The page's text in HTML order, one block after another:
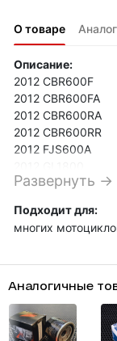
О товаре
Описание:
2012 CBR600F
2012 CBR600FA
2012 CBR600RA
2012 CBR600RR
2012 FJS600A
2012 NC700D
2012 NC700SA
2012 NC700SD
2012 NC700XA
2012 NC700XD
2012 SH300
2012 SH300A
2012 SH300R
Развернуть →
Подходит для:
многих
Аналогичные